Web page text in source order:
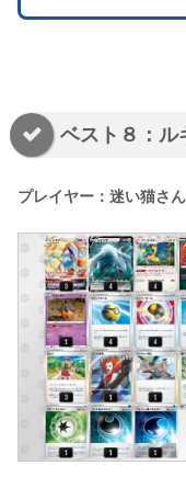
ベスト８：ル
プレイヤー：迷い猫さん